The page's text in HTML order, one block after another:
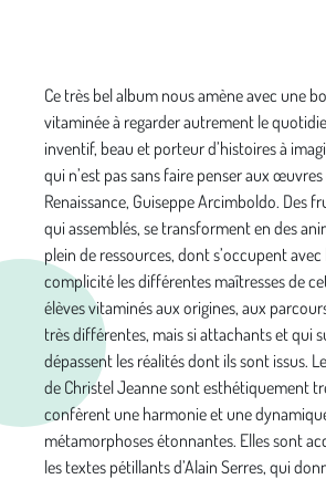
Ce très bel album nous amène avec une
vitaminée à regarder autrement le
inventif, beau et porteur d’histoires à
qui n’est pas sans faire penser aux
Renaissance, Guiseppe Arcimboldo. Des
qui assemblés, se transforment en des
plein de ressources, dont s’occupent
complicité les différentes maîtresses de
élèves vitaminés aux origines, aux
très différentes, mais si attachants et qui
dépassent les réalités dont ils sont issus.
de Christel Jeanne sont esthétiquement
confèrent une harmonie et une
métamorphoses étonnantes. Elles sont
les textes pétillants d’Alain Serres, qui